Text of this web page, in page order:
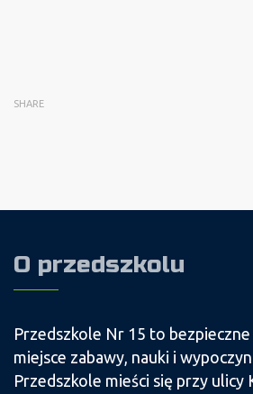
SHARE
O przedszkolu
Przedszkole Nr 15 to
miejsce zabawy, nauki i
Przedszkole mieści się przy ulicy